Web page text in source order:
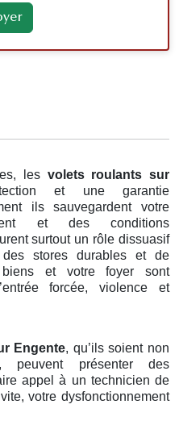
les volets roulants sur
et une garantie
ils sauvegardent votre
et des conditions
surtout un rôle dissuasif
stores durables et de
biens et votre foyer sont
forcée, violence et
Engente, qu’ils soient non
peuvent présenter des
appel à un technicien de
votre dysfonctionnement